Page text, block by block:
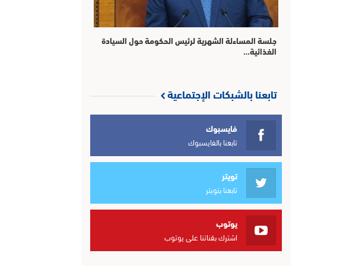
جلسة المساءلة الشهرية لرئيس الحكومة حول السيادة
الغذائية…
تابعنا بالشبكات الإجتماعية
فايسبوك
تابعنا بالفايسبوك
تويتر
تابعنا بتويتر
يوتوب
اشترك بقناتنا على يوتوب